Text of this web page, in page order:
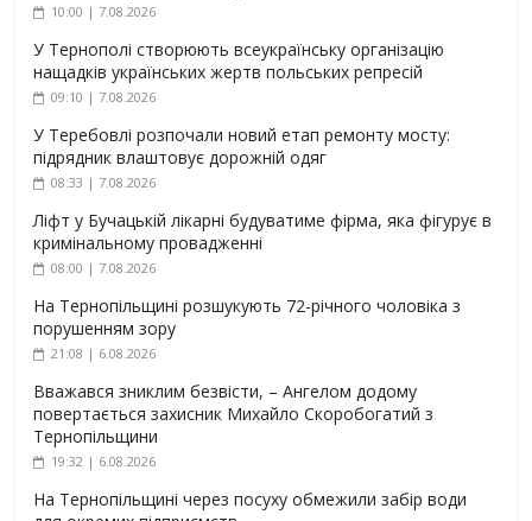
10:00 | 7.08.2026
У Тернополі створюють всеукраїнську організацію
нащадків українських жертв польських репресій
09:10 | 7.08.2026
У Теребовлі розпочали новий етап ремонту мосту:
підрядник влаштовує дорожній одяг
08:33 | 7.08.2026
Ліфт у Бучацькій лікарні будуватиме фірма, яка фігурує в
кримінальному провадженні
08:00 | 7.08.2026
На Тернопільщині розшукують 72-річного чоловіка з
порушенням зору
21:08 | 6.08.2026
Вважався зниклим безвісти, – Ангелом додому
повертається захисник Михайло Скоробогатий з
Тернопільщини
19:32 | 6.08.2026
На Тернопільщині через посуху обмежили забір води